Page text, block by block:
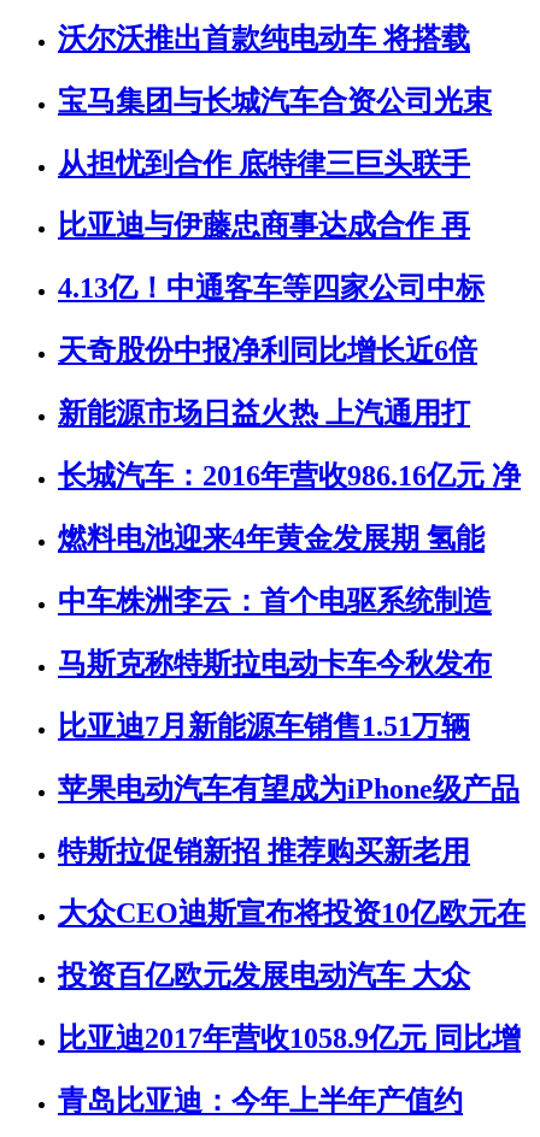
沃尔沃推出首款纯电动车 将搭载
宝马集团与长城汽车合资公司光束
从担忧到合作 底特律三巨头联手
比亚迪与伊藤忠商事达成合作 再
4.13亿！中通客车等四家公司中标
天奇股份中报净利同比增长近6倍
新能源市场日益火热 上汽通用打
长城汽车：2016年营收986.16亿元 净
燃料电池迎来4年黄金发展期 氢能
中车株洲李云：首个电驱系统制造
马斯克称特斯拉电动卡车今秋发布
比亚迪7月新能源车销售1.51万辆
苹果电动汽车有望成为iPhone级产品
特斯拉促销新招 推荐购买新老用
大众CEO迪斯宣布将投资10亿欧元在
投资百亿欧元发展电动汽车 大众
比亚迪2017年营收1058.9亿元 同比增
青岛比亚迪：今年上半年产值约